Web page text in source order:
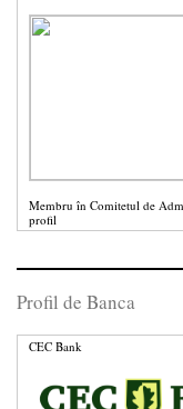
Membru în Comitetul de
profil
Profil de Banca
CEC Bank